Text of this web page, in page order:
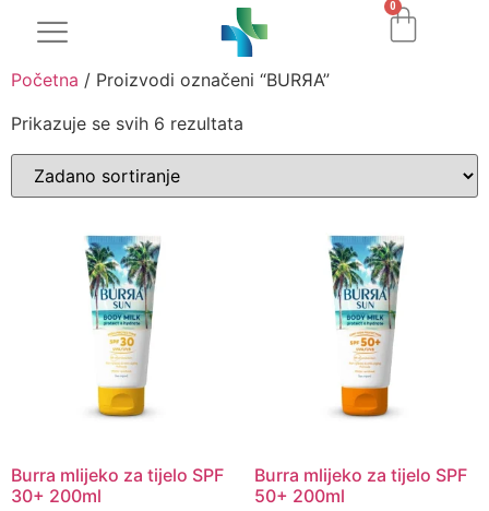
0
Početna / Proizvodi označeni “BURЯA”
Prikazuje se svih 6 rezultata
Burra mlijeko za tijelo SPF
30+ 200ml
Burra mlijeko za tijelo SPF
50+ 200ml